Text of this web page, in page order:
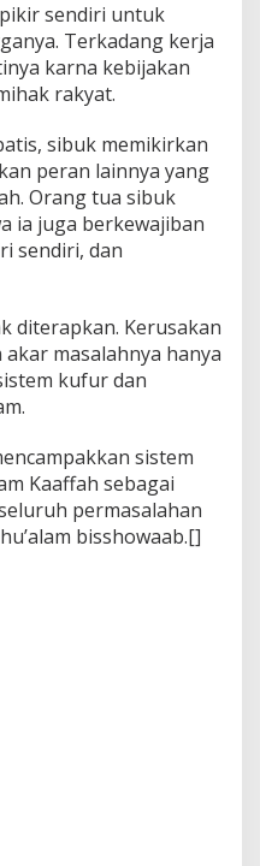
sendiri untuk
Terkadang kerja
karna kebijakan
rakyat.
sibuk memikirkan
peran lainnya yang
Orang tua sibuk
ia juga berkewajiban
sendiri, dan
diterapkan. Kerusakan
masalahnya hanya
kufur dan
sistem
Kaaffah sebagai
permasalahan
bisshowaab.[]